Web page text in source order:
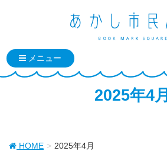
2025年4月
HOME 2025年4月